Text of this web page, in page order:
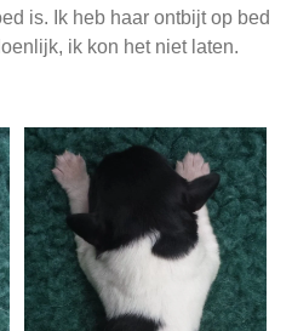
is. Ik heb haar ontbijt op bed
ik kon het niet laten.